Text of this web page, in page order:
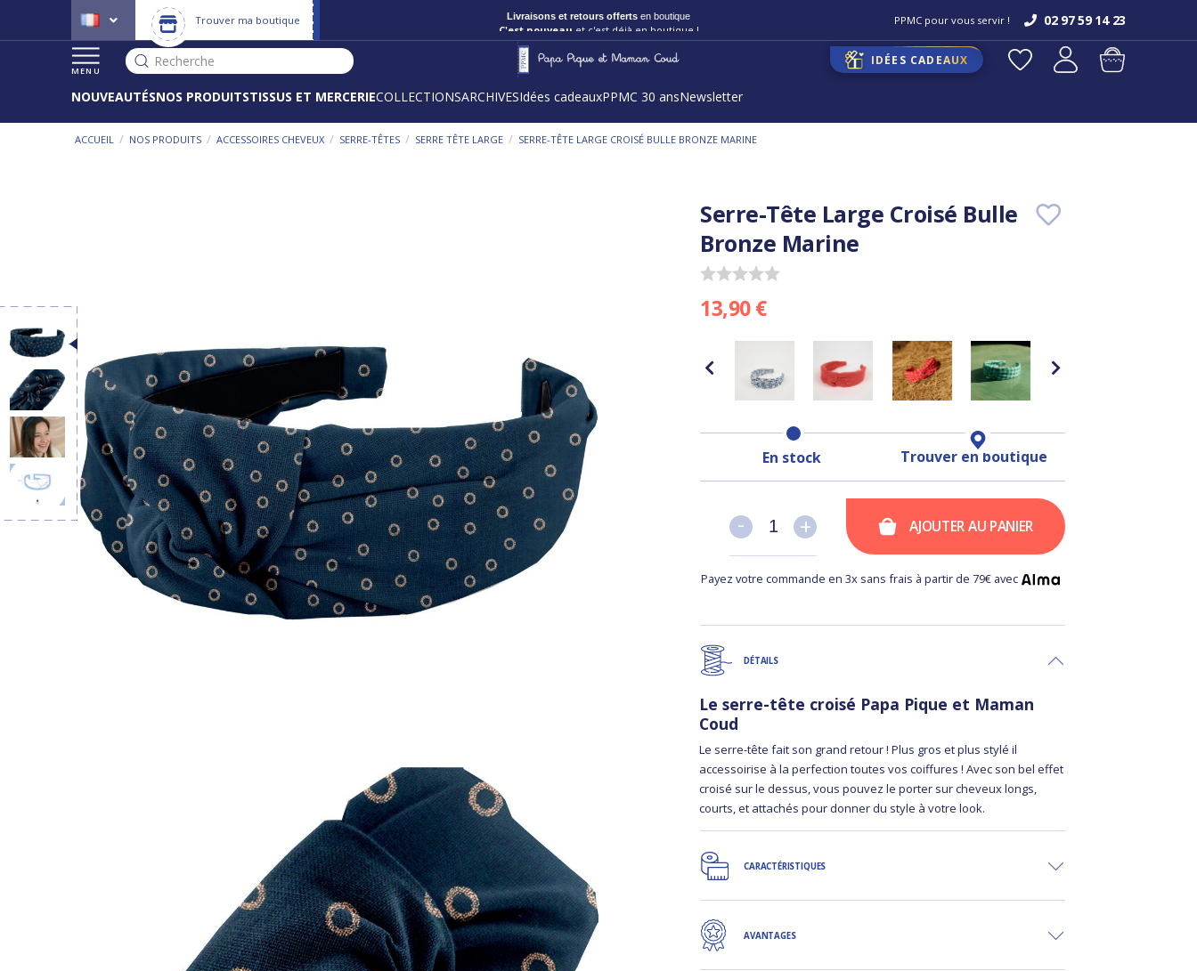
Trouver ma boutique C'est nouveau et c'est déjà en boutique ! PPMC pour vous servir ! 02 97 59 14 23
MENU
Recherche IDÉES CADEAUX
NOUVEAUTÉSNOS PRODUITSTISSUS ET MERCERIECOLLECTIONSARCHIVESIdées cadeauxPPMC 30 ansNewsletter
ACCUEIL / NOS PRODUITS / ACCESSOIRES CHEVEUX / SERRE-TÊTES / SERRE TÊTE LARGE / SERRE-TÊTE LARGE CROISÉ BULLE BRONZE MARINE
Serre-Tête Large Croisé Bulle
Bronze Marine
13,90 €
En stock Trouver en boutique
+
- +
- AJOUTER AU PANIER
Payez votre commande en 3x sans frais à partir de 79€ avec
DÉTAILS
Le serre-tête croisé Papa Pique et Maman
Coud
Le serre-tête fait son grand retour ! Plus gros et plus stylé il
accessoirise à la perfection toutes vos coiffures ! Avec son bel effet
croisé sur le dessus, vous pouvez le porter sur cheveux longs,
courts, et attachés pour donner du style à votre look.
CARACTÉRISTIQUES
AVANTAGES